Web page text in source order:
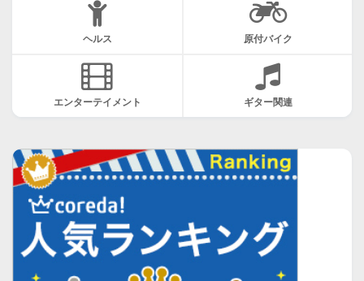
ヘルス 原付バイク
エンターテイメント ギター関連